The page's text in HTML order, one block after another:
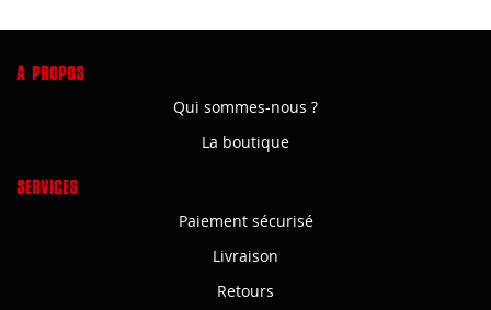
A PROPOS
Qui sommes-nous ?
La boutique
SERVICES
Paiement sécurisé
Livraison
Retours